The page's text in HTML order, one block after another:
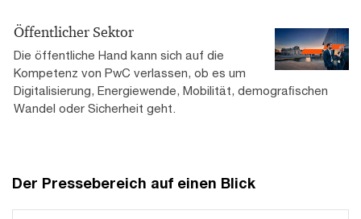
Öffentlicher Sektor
Die öffentliche Hand kann sich auf die
Kompetenz von PwC verlassen, ob es um
Digitalisierung, Energiewende, Mobilität, demograﬁschen
Wandel oder Sicherheit geht.
Der Pressebereich auf einen Blick